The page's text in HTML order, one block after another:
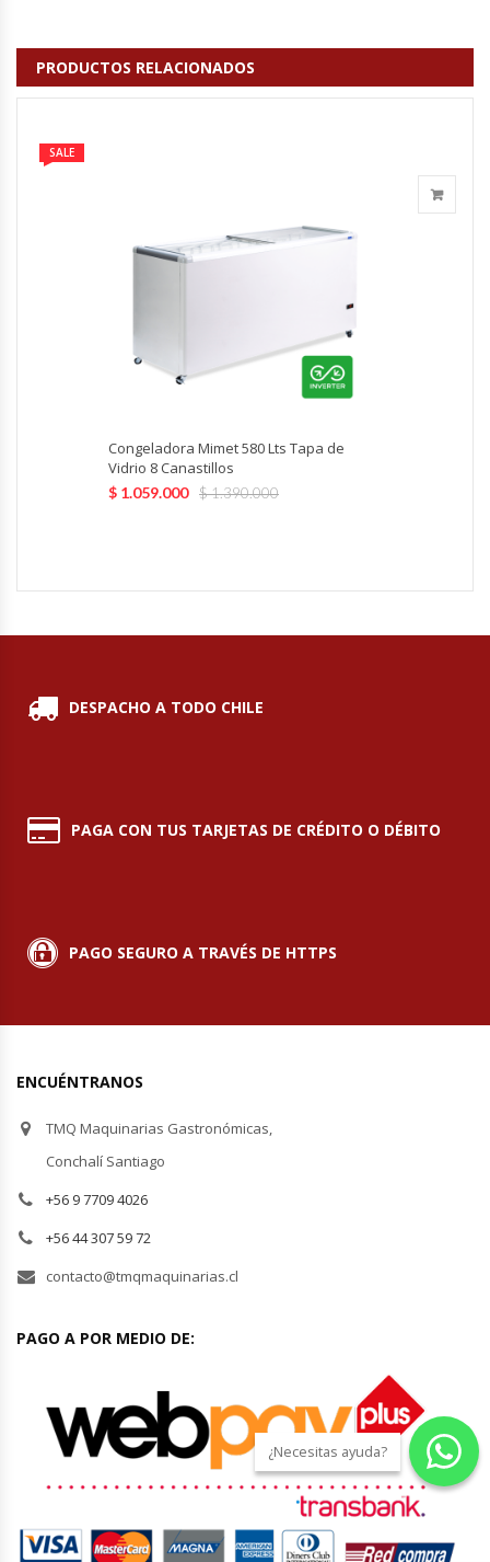
Hornos Eléctricos
Mesones De Trabajo
Ofertas Del Mes
Ovilladoras – Divisoras De Masa
Picador De Hielo
Planchas Churrasqueras
Puntos De Venta
Ralladoras De Queso
Rebanadoras De Pan De Molde
Refrigeradores Industriales
PRODUCTOS RELACIONADOS
SALE
Congeladora Mimet 580 Lts Tapa de
Vidrio 8 Canastillos
$1.390.000
$ 1.059.000
DESPACHO A TODO CHILE
PAGA CON TUS TARJETAS DE CRÉDITO O DÉBITO
PAGO SEGURO A TRAVÉS DE HTTPS
ENCUÉNTRANOS
TMQ Maquinarias Gastronómicas,
Conchalí Santiago
+56 9 7709 4026
+56 44 307 59 72
contacto@tmqmaquinarias.cl
PAGO A POR MEDIO DE:
¿Necesitas ayuda?